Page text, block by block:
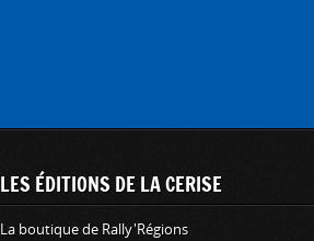
LES ÉDITIONS DE LA CERISE
La boutique de Rally'Régions